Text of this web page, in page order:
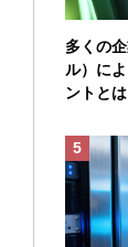
多くの
ル）に
ントとは